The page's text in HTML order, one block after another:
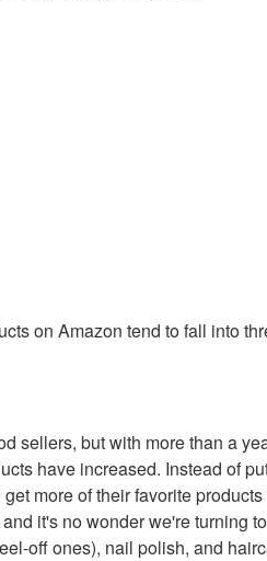
on Amazon tend to fall into
sellers, but with more than a
have increased. Instead of
more of their favorite
it's no wonder we're turning
off ones), nail polish, and